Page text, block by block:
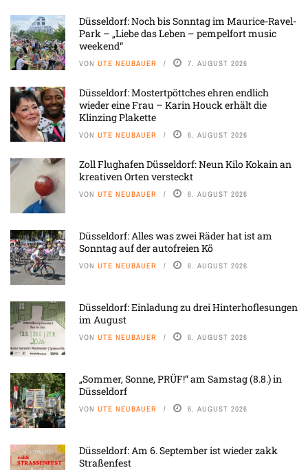
Düsseldorf: Noch bis Sonntag im Maurice-Ravel-
Park – „Liebe das Leben – pempelfort music
weekend“
VON UTE NEUBAUER 7. AUGUST 2026
Düsseldorf: Mostertpöttches ehren endlich
wieder eine Frau – Karin Houck erhält die
Klinzing Plakette
VON UTE NEUBAUER 6. AUGUST 2026
Zoll Flughafen Düsseldorf: Neun Kilo Kokain an
kreativen Orten versteckt
VON UTE NEUBAUER 6. AUGUST 2026
Düsseldorf: Alles was zwei Räder hat ist am
Sonntag auf der autofreien Kö
VON UTE NEUBAUER 6. AUGUST 2026
Düsseldorf: Einladung zu drei Hinterhoflesungen
im August
VON UTE NEUBAUER 6. AUGUST 2026
„Sommer, Sonne, PRÜF!“ am Samstag (8.8.) in
Düsseldorf
VON UTE NEUBAUER 6. AUGUST 2026
Düsseldorf: Am 6. September ist wieder zakk
Straßenfest